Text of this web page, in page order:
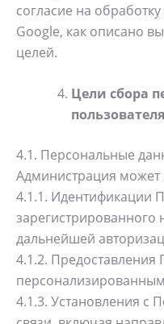
согласие на
Google, как описано
целей.
Цели сбора
пользователя
4.1. Персональные
Администрация может
4.1.1. Идентификации
зарегистрированного
дальнейшей
4.1.2. Предоставления
4.1.3. Установления с